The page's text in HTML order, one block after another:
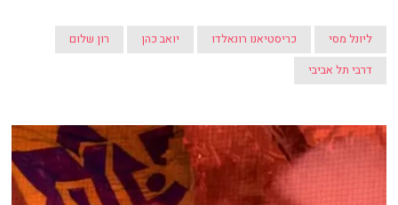
ליונל מסי כריסטיאנו רונאלדו יואב כהן
רון שלום
דרבי תל אביבי